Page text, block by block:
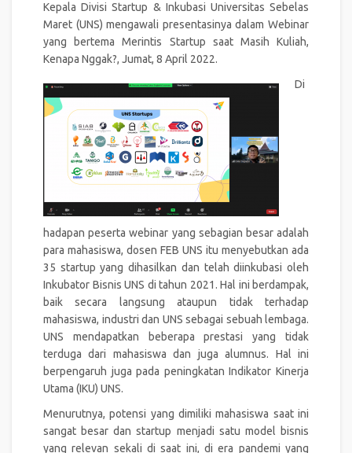
Kepala Divisi Startup & Inkubasi Universitas Sebelas
Maret (UNS) mengawali presentasinya dalam Webinar
yang bertema Merintis Startup saat Masih Kuliah,
Kenapa Nggak?, Jumat, 8 April 2022.
Di
hadapan peserta webinar yang sebagian besar adalah
para mahasiswa, dosen FEB UNS itu menyebutkan ada
35 startup yang dihasilkan dan telah diinkubasi oleh
Inkubator Bisnis UNS di tahun 2021. Hal ini berdampak,
baik secara langsung ataupun tidak terhadap
mahasiswa, industri dan UNS sebagai sebuah lembaga.
UNS mendapatkan beberapa prestasi yang tidak
terduga dari mahasiswa dan juga alumnus. Hal ini
berpengaruh juga pada peningkatan Indikator Kinerja
Utama (IKU) UNS.
Menurutnya, potensi yang dimiliki mahasiswa saat ini
sangat besar dan startup menjadi satu model bisnis
yang relevan sekali di saat ini, di era pandemi yang